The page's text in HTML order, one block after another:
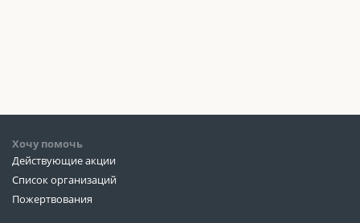
Хочу помочь
Действующие акции
Список организаций
Пожертвования